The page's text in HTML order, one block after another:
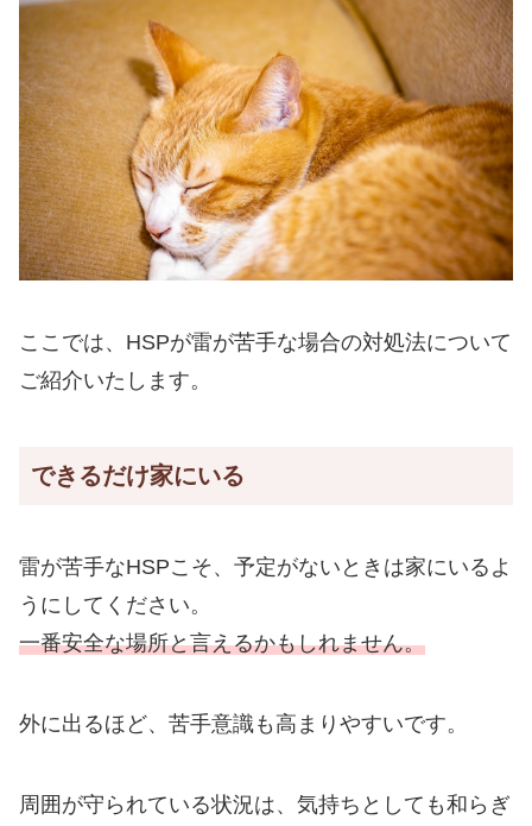
ここでは、HSPが雷が苦手な場合の対処法について
ご紹介いたします。
できるだけ家にいる
雷が苦手なHSPこそ、予定がないときは家にいるよ
うにしてください。
一番安全な場所と言えるかもしれません。
外に出るほど、苦手意識も高まりやすいです。
周囲が守られている状況は、気持ちとしても和らぎ